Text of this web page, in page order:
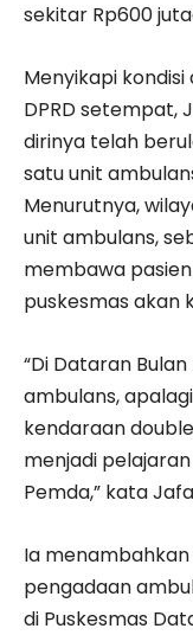
sekitar Rp600
Menyikapi kondisi
DPRD setempat,
dirinya telah
satu unit
Menurutnya,
unit ambulans,
membawa
puskesmas akan
“Di Dataran
ambulans,
kendaraan
menjadi
Pemda,” kata
Ia
pengadaan
di Puskesmas